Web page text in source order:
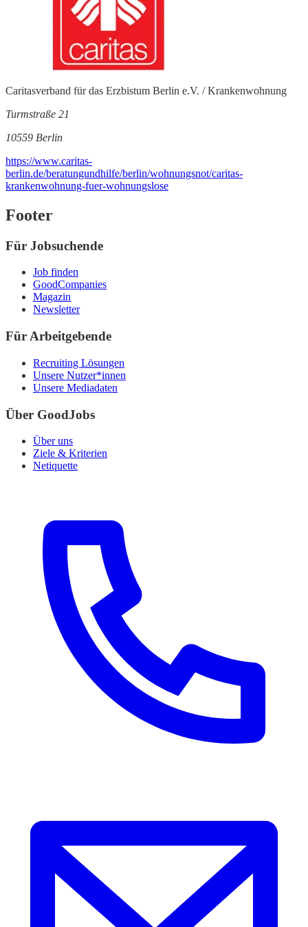
Caritasverband für das Erzbistum Berlin e.V. / Krankenwohnung
Turmstraße 21
10559 Berlin
https://www.caritas-
berlin.de/beratungundhilfe/berlin/wohnungsnot/caritas-
krankenwohnung-fuer-wohnungslose
Footer
Für Jobsuchende
Job finden
GoodCompanies
Magazin
Newsletter
Für Arbeitgebende
Recruiting Lösungen
Unsere Nutzer*innen
Unsere Mediadaten
Über GoodJobs
Über uns
Ziele & Kriterien
Netiquette